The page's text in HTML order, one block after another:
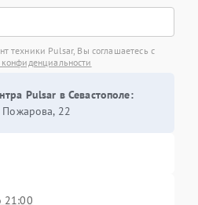
техники Pulsar, Вы соглашаетесь с
Pulsar в Севастополе:
Пожарова, 22
21:00